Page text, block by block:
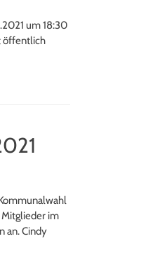
um 18:30
öffentlich
im
an. Cindy